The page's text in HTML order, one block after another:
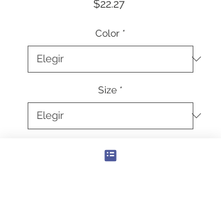
$22.27Precio
Color *
Size *